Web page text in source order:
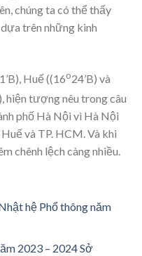
chúng ta có thể thấy
trên những kinh
Huế ((16o24’B) và
hiện tượng nêu trong câu
phố Hà Nội vì Hà Nội
và TP. HCM. Và khi
chênh lệch càng nhiều.
hệ Phổ thông năm
2023 – 2024 Sở